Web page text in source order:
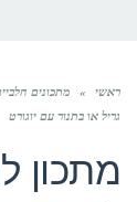
ראשי » מתכונים
גריל או בתנור עם יוגורט
מתכון